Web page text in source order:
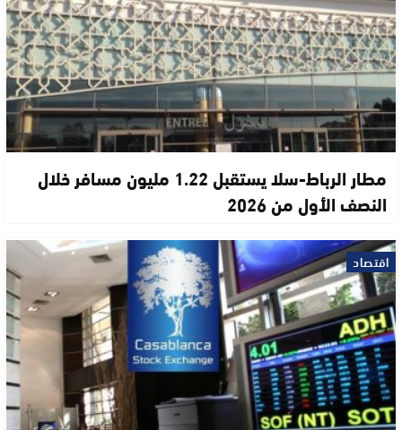
مطار الرباط-سلا يستقبل 1.22 مليون مسافر خلال
النصف الأول من 2026
اقتصاد